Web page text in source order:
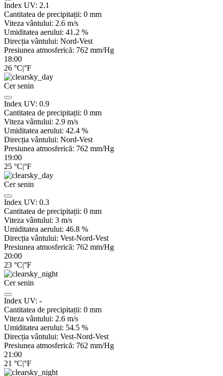
Index UV: 2.1
Cantitatea de precipitații: 0 mm
Viteza vântului: 2.6 m/s
Umiditatea aerului: 41.2 %
Direcția vântului: Nord-Vest
Presiunea atmosferică: 762 mm/Hg
18:00
26 °C|°F
Cer senin
Index UV: 0.9
Cantitatea de precipitații: 0 mm
Viteza vântului: 2.9 m/s
Umiditatea aerului: 42.4 %
Direcția vântului: Nord-Vest
Presiunea atmosferică: 762 mm/Hg
19:00
25 °C|°F
Cer senin
Index UV: 0.3
Cantitatea de precipitații: 0 mm
Viteza vântului: 3 m/s
Umiditatea aerului: 46.8 %
Direcția vântului: Vest-Nord-Vest
Presiunea atmosferică: 762 mm/Hg
20:00
23 °C|°F
Cer senin
Index UV: -
Cantitatea de precipitații: 0 mm
Viteza vântului: 2.6 m/s
Umiditatea aerului: 54.5 %
Direcția vântului: Vest-Nord-Vest
Presiunea atmosferică: 762 mm/Hg
21:00
21 °C|°F